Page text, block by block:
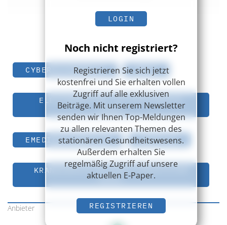
LOGIN
Noch nicht registriert?
Registrieren Sie sich jetzt
kostenfrei und Sie erhalten vollen
Zugriff auf alle exklusiven
Beiträge. Mit unserem Newsletter
senden wir Ihnen Top-Meldungen
zu allen relevanten Themen des
stationären Gesundheitswesens.
Außerdem erhalten Sie
regelmäßig Zugriff auf unsere
aktuellen E-Paper.
REGISTRIEREN
CYBERSICHERHEIT DMEA
ELEKTRONISCHE PATIENTENAKTE
(EPA)
EMEDIKATIONSPLAN GEMATIK
KRANKENHAUSINFORMATIONSSYSTEM
(KIS)
Anbieter